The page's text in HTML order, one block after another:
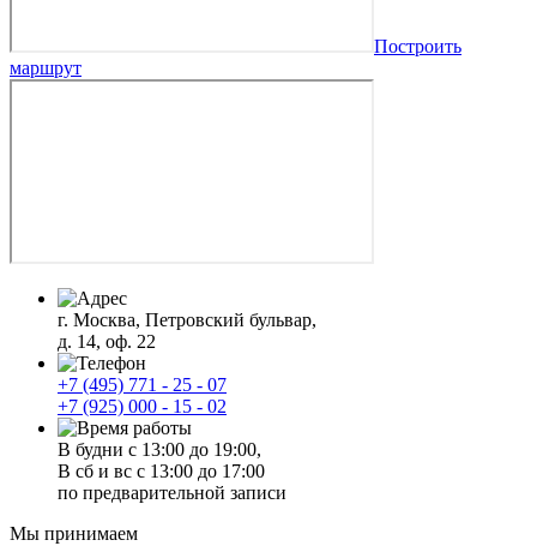
Построить
маршрут
г. Москва, Петровский бульвар,
д. 14, оф. 22
+7 (495) 771 - 25 - 07
+7 (925) 000 - 15 - 02
В будни с 13:00 до 19:00,
В сб и вс с 13:00 до 17:00
по предварительной записи
Мы принимаем